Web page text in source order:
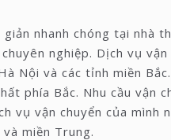
nhanh chóng tại nhà
chuyên nghiệp. Dịch vụ
Nội và các tỉnh miền
phía Bắc. Nhu cầu vận
vụ vận chuyển của mình
miền Trung.